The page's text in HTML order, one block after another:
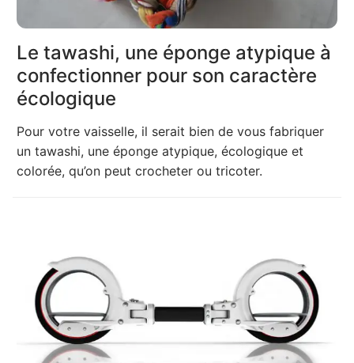
Le tawashi, une éponge atypique à
confectionner pour son caractère
écologique
Pour votre vaisselle, il serait bien de vous fabriquer
un tawashi, une éponge atypique, écologique et
colorée, qu’on peut crocheter ou tricoter.